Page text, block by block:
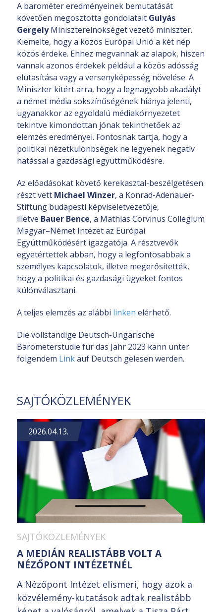
A barométer eredményeinek bemutatását
követően megosztotta gondolatait Gulyás
GergelyMiniszterelnökséget vezető miniszter.
Kiemelte, hogy a közös Európai Unió a két nép
közös érdeke. Ehhez megvannak az alapok, hiszen
vannak azonos érdekek például a közös adósság
elutasítása vagy a versenyképesség növelése. A
Miniszter kitért arra, hogy a legnagyobb akadályt
a német média sokszínűségének hiánya jelenti,
ugyanakkor az egyoldalú médiakörnyezetet
tekintve kimondottan jónak tekinthetőek az
elemzés eredményei. Fontosnak tartja, hogy a
politikai nézetkülönbségek ne legyenek negatív
hatással a gazdasági együttműködésre.
Az előadásokat követő kerekasztal-beszélgetésen
részt vett Michael Winzer, a Konrad-Adenauer-
Stiftung budapesti képviseletvezetője,
illetve Bauer Bence, a Mathias Corvinus Collegium
Magyar–Német Intézet az Európai
Együttműködésért igazgatója. A résztvevők
egyetértettek abban, hogy a legfontosabbak a
személyes kapcsolatok, illetve megerősítették,
hogy a politikai és gazdasági ügyeket fontos
különválasztani.
A teljes elemzés az alábbi linken elérhető.
Die vollständige Deutsch-Ungarische
Barometerstudie für das Jahr 2023 kann unter
folgendem Linkauf Deutsch gelesen werden.
SAJTÓKÖZLEMÉNYEK
2026.04.13.
SAJTÓKÖZLEMÉNYEK
A MEDIÁN REALISTÁBB VOLT A
NÉZŐPONT INTÉZETNÉL
A Nézőpont Intézet elismeri, hogy azok a
közvélemény-kutatások adtak realistább